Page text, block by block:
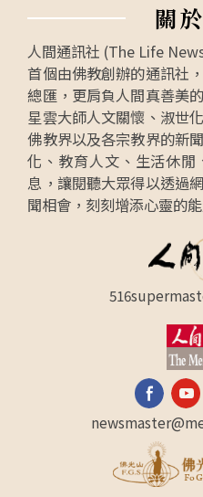
關於
人間通訊社 (The Life
首個由佛教創辦的通訊社
總匯，更肩負人間真善美
星雲大師人文關懷、淑世
佛教界以及各宗教界的新
化、教育人文、生活休
息，讓閱聽大眾得以透過
聞相會，刻刻增添心靈的